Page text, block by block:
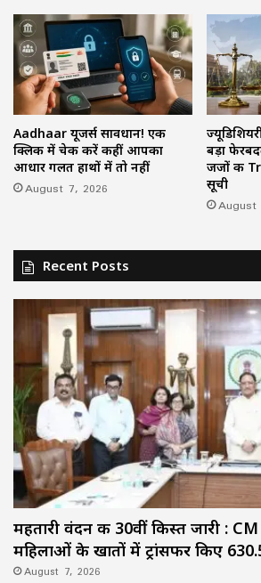
Aadhaar यूजर्स सावधान! एक
क्लिक में चेक करें कहीं आपका
आधार गलत हाथों में तो नहीं
August 7, 2026
बड़ा
जजों की
सूची
August
Recent Posts
महतारी वंदन की 30वीं किस्त जारी :
महिलाओं के खातों में ट्रांसफर किए
August 7, 2026